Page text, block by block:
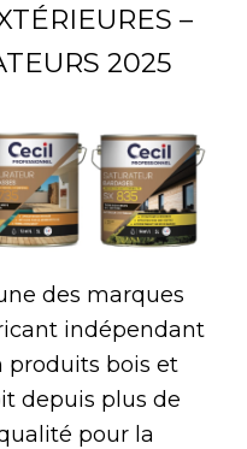
–
2025
des marques
indépendant
produits bois et
depuis plus de
pour la